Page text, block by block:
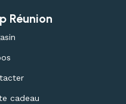
Réunion
cadeau